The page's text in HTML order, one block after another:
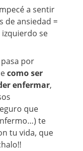
a sentir
de ansiedad =
se
por
como ser
enfermar,
que
te
tu vida, que